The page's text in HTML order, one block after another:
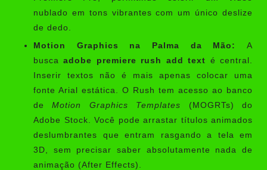
nublado em tons vibrantes com um único deslize
de dedo.
Motion Graphics na Palma da Mão:
A
buscaadobe premiere rush add text é central.
Inserir textos não é mais apenas colocar uma
fonte Arial estática. O Rush tem acesso ao banco
deMotion Graphics Templates (MOGRTs) do
Adobe Stock. Você pode arrastar títulos animados
deslumbrantes que entram rasgando a tela em
3D, sem precisar saber absolutamente nada de
animação (After Effects).